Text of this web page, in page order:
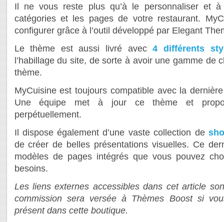
Il ne vous reste plus qu’à le personnaliser et
catégories et les pages de votre restaurant.
configurer grâce à l’outil développé par Elegant
Le thème est aussi livré avec4 différents
l’habillage du site, de sorte à avoir une gamme de
thème.
MyCuisine est toujours compatible avec la
Une équipe met à jour ce thème et
perpétuellement.
Il dispose également d’une vaste collection de
de créer de belles présentations visuelles. Ce
modèles de pages intégrés que vous pouvez
besoins.
Les liens externes accessibles dans cet article
commission sera versée à Thèmes Boost si
présent dans cette boutique.